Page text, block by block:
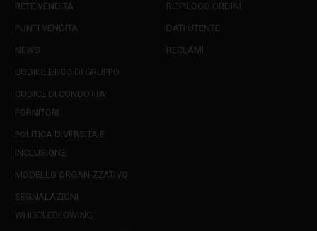
RETE VENDITA
PUNTI VENDITA
NEWS
CODICE ETICO DI GRUPPO
CODICE DI CONDOTTA
FORNITORI
POLITICA DIVERSITÀ E
INCLUSIONE
MODELLO ORGANIZZATIVO
SEGNALAZIONI
WHISTLEBLOWING
RIEPILOGO ORDINI
DATI UTENTE
RECLAMI